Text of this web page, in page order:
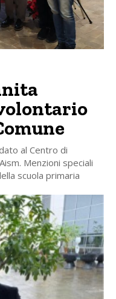
al Centro di
Menzioni speciali
scuola primaria